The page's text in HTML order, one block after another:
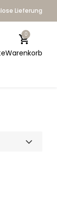
Lieferung
0
Warenkorb